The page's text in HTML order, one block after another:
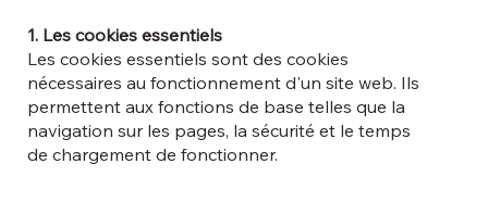
1. Les cookies essentiels
Les cookies essentiels sont des cookies
nécessaires au fonctionnement d'un site web. Ils
permettent aux fonctions de base telles que la
navigation sur les pages, la sécurité et le temps
de chargement de fonctionner.